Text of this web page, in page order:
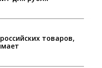
товаров,